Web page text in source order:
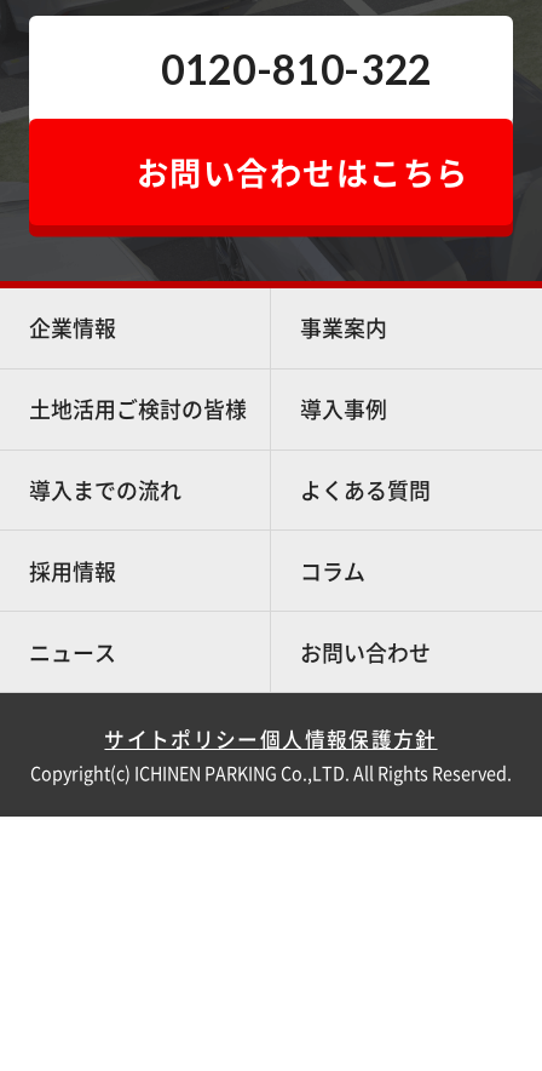
0120-810-322
お問い合わせはこちら
企業情報 事業案内
土地活用ご検討の皆様 導入事例
導入までの流れ よくある質問
採用情報 コラム
ニュース お問い合わせ
サイトポリシー個人情報保護方針
Copyright(c) ICHINEN PARKING Co.,LTD. All Rights Reserved.